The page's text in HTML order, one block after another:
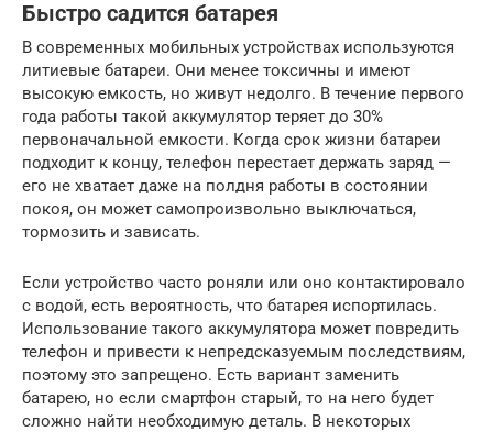
Быстро садится батарея
В современных мобильных устройствах используются
литиевые батареи. Они менее токсичны и имеют
высокую емкость, но живут недолго. В течение первого
года работы такой аккумулятор теряет до 30%
первоначальной емкости. Когда срок жизни батареи
подходит к концу, телефон перестает держать заряд —
его не хватает даже на полдня работы в состоянии
покоя, он может самопроизвольно выключаться,
тормозить и зависать.
Если устройство часто роняли или оно контактировало
с водой, есть вероятность, что батарея испортилась.
Использование такого аккумулятора может повредить
телефон и привести к непредсказуемым последствиям,
поэтому это запрещено. Есть вариант заменить
батарею, но если смартфон старый, то на него будет
сложно найти необходимую деталь. В некоторых